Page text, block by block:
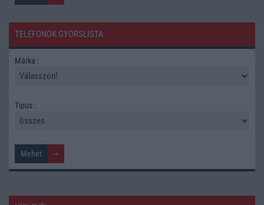
TELEFONOK GYORSLISTA
Márka :
Tipus :